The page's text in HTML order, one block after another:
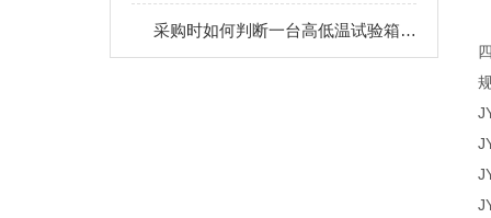
采购时如何判断一台高低温试验箱的优劣？